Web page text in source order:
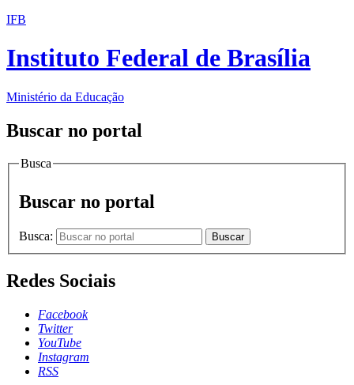
IFB
Instituto Federal de Brasília
Ministério da Educação
Buscar no portal
Busca
Buscar no portal
Busca: Buscar
Redes Sociais
Facebook
Twitter
YouTube
Instagram
RSS